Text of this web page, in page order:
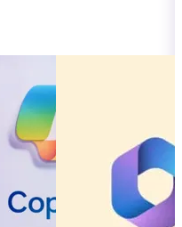
Microsoft
bibliotheek:
volgende